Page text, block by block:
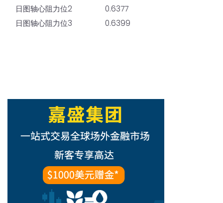
日图轴心阻力位2
0.6377
日图轴心阻力位3
0.6399